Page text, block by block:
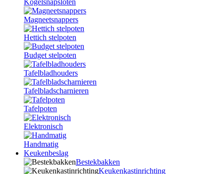
Kogelsnapsloten
Magneetsnappers
Hettich stelpoten
Budget stelpoten
Tafelbladhouders
Tafelbladscharnieren
Tafelpoten
Elektronisch
Handmatig
Keukenbeslag
Bestekbakken
Keukenkastinrichting